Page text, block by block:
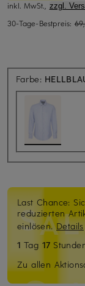
inkl. MwSt., zzgl.
30-Tage-Bestpreis:
Farbe:
Last Chance:
reduzierten
einlösen.Details
1 Tag 17
Zu allen